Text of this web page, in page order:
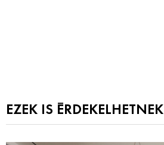
EZEK IS ÉRDEKELHETNEK